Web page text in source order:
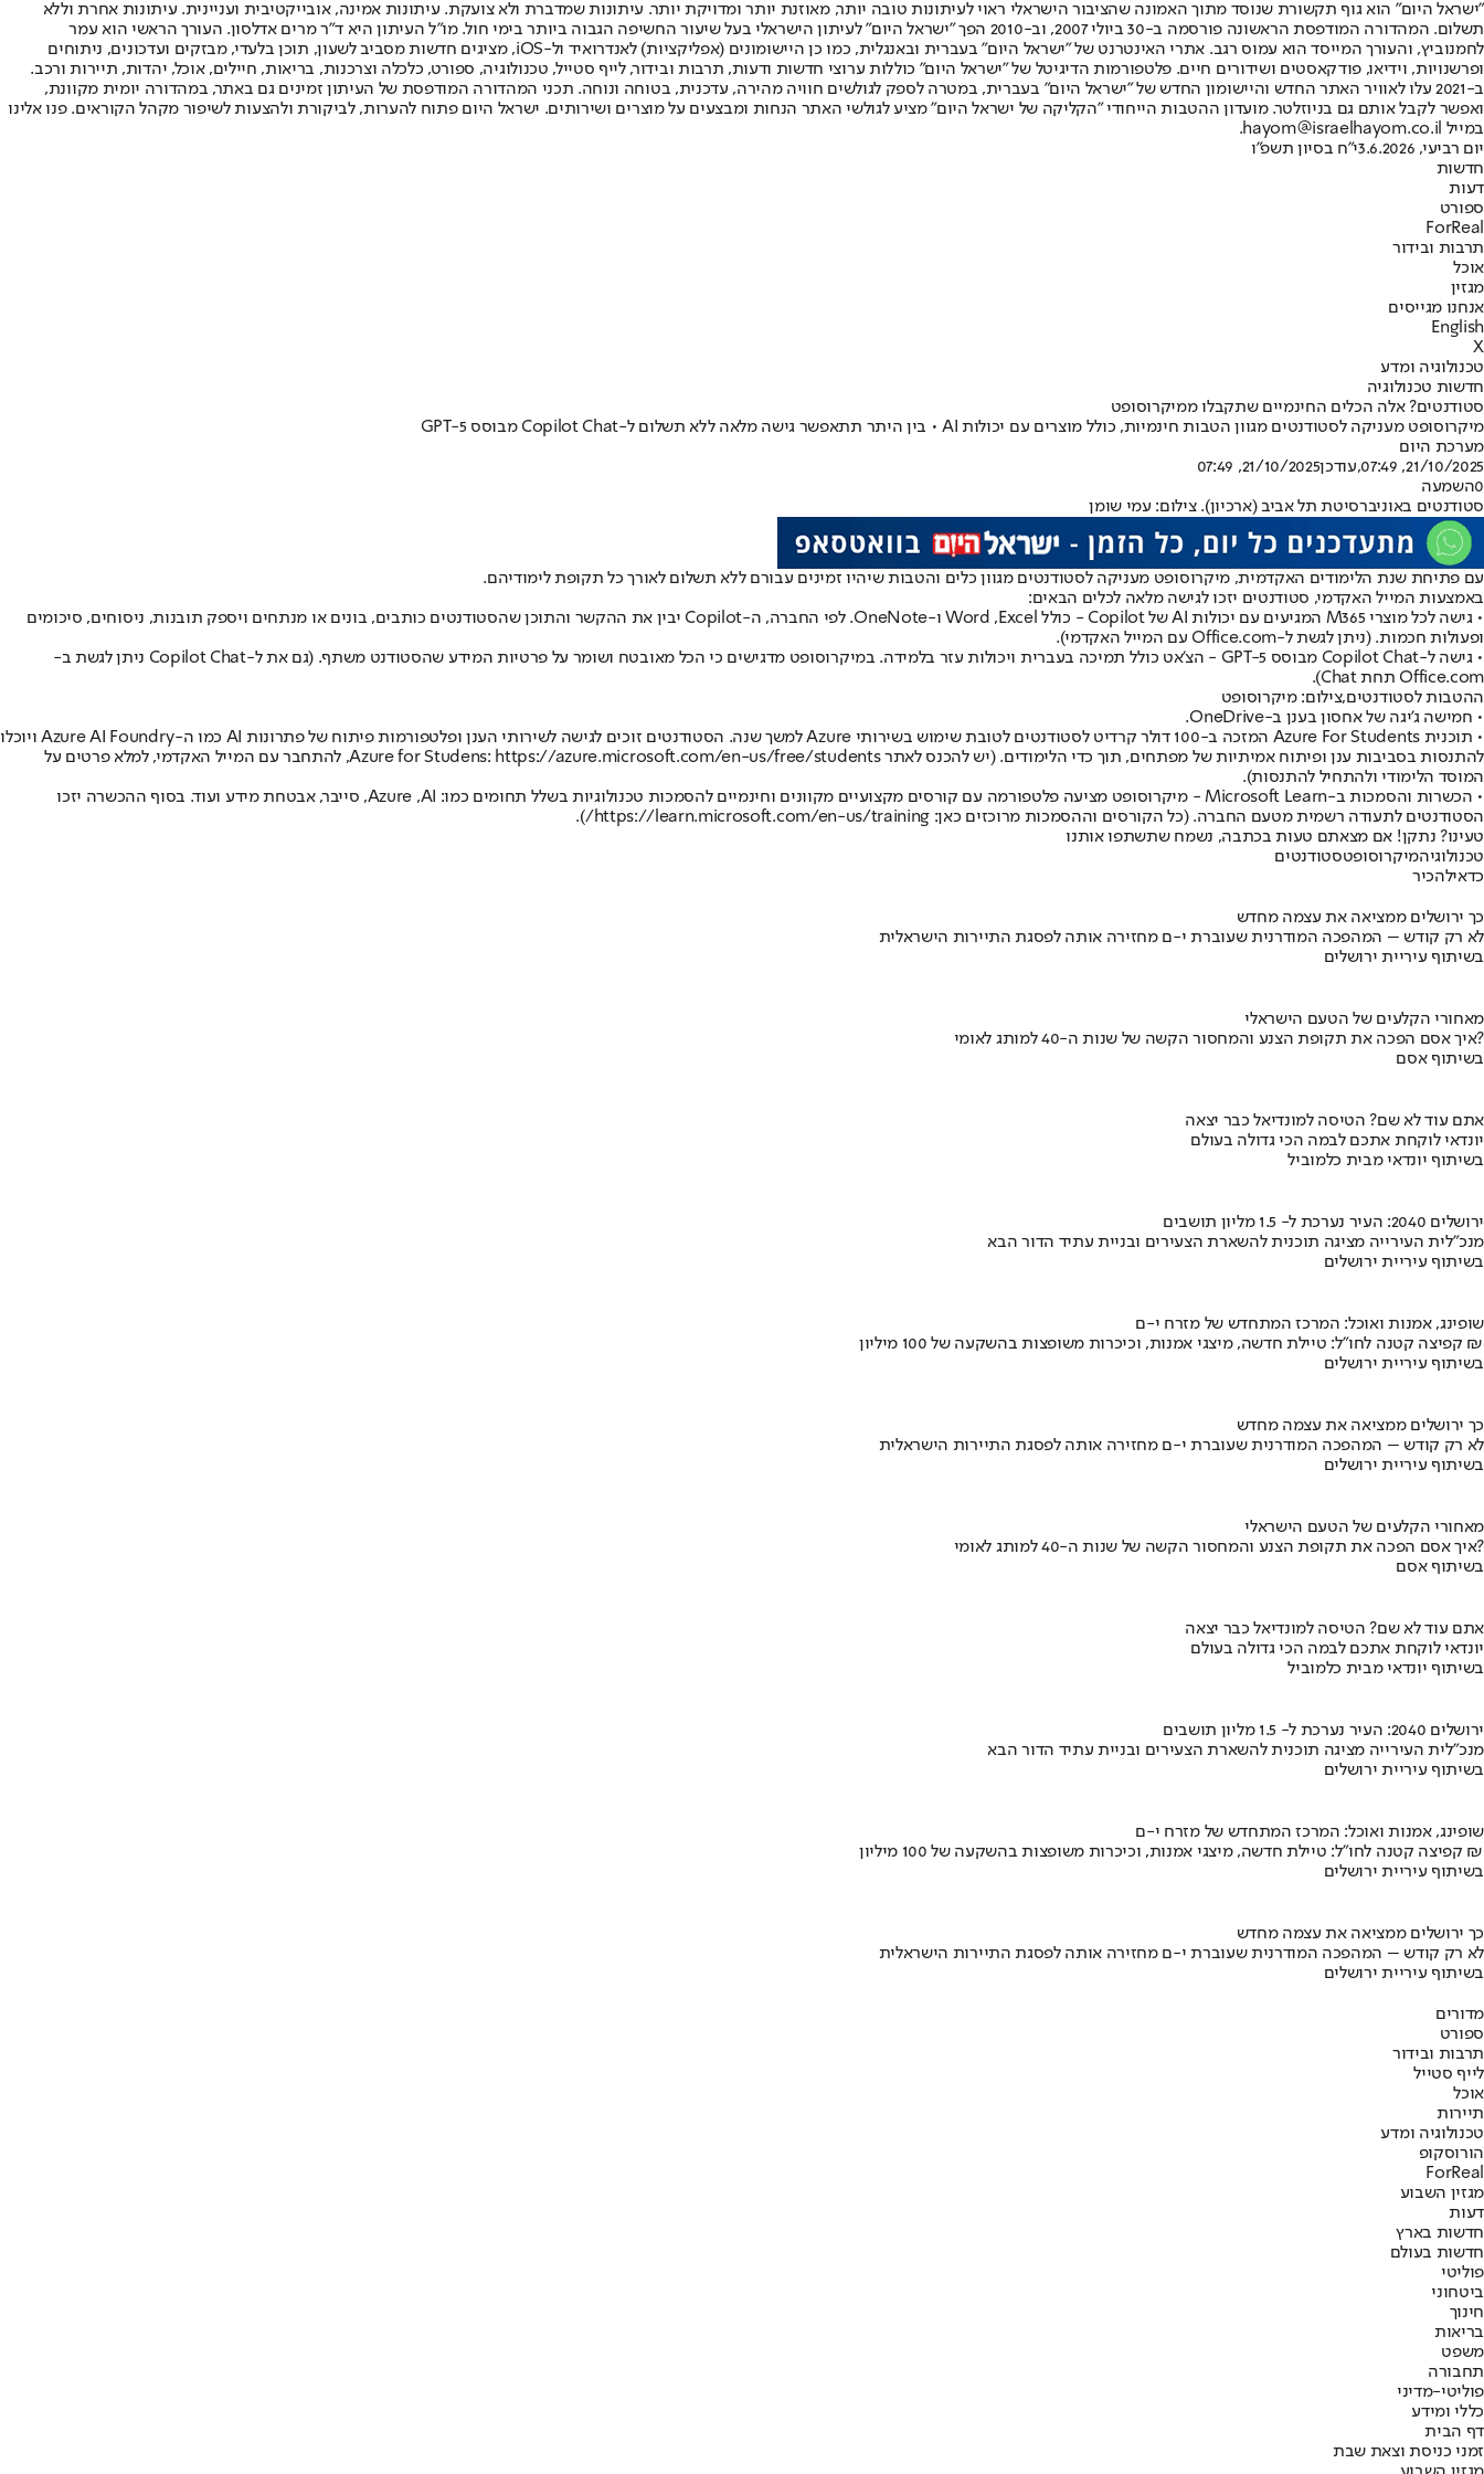
"ישראל היום" הוא גוף תקשורת שנוסד מתוך האמונה שהציבור הישראלי ראוי לעיתונות טובה יותר, מאוזנת יותר ומדויקת יותר. עיתונות שמדברת ולא צועקת. עיתונות אמינה, אובייקטיבית ועניינית. עיתונות אחרת וללא
תשלום. המהדורה המודפסת הראשונה פורסמה ב-30 ביולי 2007, וב-2010 הפך "ישראל היום" לעיתון הישראלי בעל שיעור החשיפה הגבוה ביותר בימי חול. מו"ל העיתון היא ד"ר מרים אדלסון. העורך הראשי הוא עמר
לחמנוביץ, והעורך המייסד הוא עמוס רגב. אתרי האינטרנט של "ישראל היום" בעברית ובאנגלית, כמו כן היישומונים (אפליקציות) לאנדרואיד ול-iOS, מציגים חדשות מסביב לשעון, תוכן בלעדי, מבזקים ועדכונים, ניתוחים
ופרשנויות, וידיאו, פודקאסטים ושידורים חיים. פלטפורמות הדיגיטל של "ישראל היום" כוללות ערוצי חדשות ודעות, תרבות ובידור, לייף סטייל, טכנולוגיה, ספורט, כלכלה וצרכנות, בריאות, חיילים, אוכל, יהדות, תיירות ורכב.
ב-2021 עלו לאוויר האתר החדש והיישומון החדש של "ישראל היום" בעברית, במטרה לספק לגולשים חוויה מהירה, עדכנית, בטוחה ונוחה. תכני המהדורה המודפסת של העיתון זמינים גם באתר, במהדורה יומית מקוונת,
ואפשר לקבל אותם גם בניוזלטר. מועדון ההטבות הייחודי "הקליקה של ישראל היום" מציע לגולשי האתר הנחות ומבצעים על מוצרים ושירותים. ישראל היום פתוח להערות, לביקורת ולהצעות לשיפור מקהל הקוראים. פנו אלינו
במייל hayom@israelhayom.co.il.
יום רביעי, 3.6.2026
י"ח בסיון תשפ"ו
חדשות
דעות
ספורט
ForReal
תרבות ובידור
אוכל
מגזין
אנחנו מגייסים
English
X
טכנולוגיה ומדע
חדשות טכנולוגיה
סטודנטים? אלה הכלים החינמיים שתקבלו ממיקרוסופט
מיקרוסופט מעניקה לסטודנטים מגוון הטבות חינמיות, כולל מוצרים עם יכולות AI • בין היתר תתאפשר גישה מלאה ללא תשלום ל-Copilot Chat מבוסס GPT-5
מערכת היום
21/10/2025, 07:49
,עודכן21/10/2025, 07:49
0השמעה
סטודנטים באוניברסיטת תל אביב (ארכיון). צילום: עמי שומן
עם פתיחת שנת הלימודים האקדמית, מיקרוסופט מעניקה לסטודנטים מגוון כלים והטבות שיהיו זמינים עבורם ללא תשלום לאורך כל תקופת לימודיהם.
באמצעות המייל האקדמי, סטודנטים יזכו לגישה מלאה לכלים הבאים:
• גישה לכל מוצרי M365 המגיעים עם יכולות AI של Copilot - כולל Word ,Excel ו-OneNote. לפי החברה, ה-Copilot יבין את ההקשר והתוכן שהסטודנטים כותבים, בונים או מנתחים ויספק תובנות, ניסוחים, סיכומים
ופעולות חכמות. (ניתן לגשת ל-Office.com עם המייל האקדמי).
• גישה ל-Copilot Chat מבוסס GPT-5 - הצ'אט כולל תמיכה בעברית ויכולות עזר בלמידה. במיקרוסופט מדגישים כי הכל מאובטח ושומר על פרטיות המידע שהסטודנט משתף. (גם את ל-Copilot Chat ניתן לגשת ב-
Office.com תחת Chat).
ההטבות לסטודנטים,צילום: מיקרוסופט
• חמישה ג'יגה של אחסון בענן ב-OneDrive.
• תוכנית Azure For Students המזכה ב-100 דולר קרדיט לסטודנטים לטובת שימוש בשירותי Azure למשך שנה. הסטודנטים זוכים לגישה לשירותי הענן ופלטפורמות פיתוח של פתרונות AI כמו ה-Azure AI Foundry ויוכלו
להתנסות בסביבות ענן ופיתוח אמיתיות של מפתחים, תוך כדי הלימודים. (יש להכנס לאתר Azure for Studens: https://azure.microsoft.com/en-us/free/students, להתחבר עם המייל האקדמי, למלא פרטים על
המוסד הלימודי ולהתחיל להתנסות).
• הכשרות והסמכות ב-Microsoft Learn - מיקרוסופט מציעה פלטפורמה עם קורסים מקצועיים מקוונים וחינמיים להסמכות טכנולוגיות בשלל תחומים כמו: Azure ,AI, סייבר, אבטחת מידע ועוד. בסוף ההכשרה יזכו
הסטודנטים לתעודה רשמית מטעם החברה. (כל הקורסים וההסמכות מרוכזים כאן: https://learn.microsoft.com/en-us/training/).
טעינו? נתקן! אם מצאתם טעות בכתבה, נשמח שתשתפו אותנו
טכנולוגיהמיקרוסופטסטודנטים
כדאילהכיר
כך ירושלים ממציאה את עצמה מחדש
לא רק קודש – המהפכה המודרנית שעוברת י-ם מחזירה אותה לפסגת התיירות הישראלית
בשיתוף עיריית ירושלים
מאחורי הקלעים של הטעם הישראלי
איך אסם הפכה את תקופת הצנע והמחסור הקשה של שנות ה-40 למותג לאומי?
בשיתוף אסם
אתם עוד לא שם? הטיסה למונדיאל כבר יצאה
יונדאי לוקחת אתכם לבמה הכי גדולה בעולם
בשיתוף יונדאי מבית כלמוביל
ירושלים 2040: העיר נערכת ל- 1.5 מליון תושבים
מנכ"לית העירייה מציגה תוכנית להשארת הצעירים ובניית עתיד הדור הבא
בשיתוף עיריית ירושלים
שופינג, אמנות ואוכל: המרכז המתחדש של מזרח י-ם
קפיצה קטנה לחו"ל: טיילת חדשה, מיצגי אמנות, וכיכרות משופצות בהשקעה של 100 מיליון ₪
בשיתוף עיריית ירושלים
כך ירושלים ממציאה את עצמה מחדש
לא רק קודש – המהפכה המודרנית שעוברת י-ם מחזירה אותה לפסגת התיירות הישראלית
בשיתוף עיריית ירושלים
מאחורי הקלעים של הטעם הישראלי
איך אסם הפכה את תקופת הצנע והמחסור הקשה של שנות ה-40 למותג לאומי?
בשיתוף אסם
אתם עוד לא שם? הטיסה למונדיאל כבר יצאה
יונדאי לוקחת אתכם לבמה הכי גדולה בעולם
בשיתוף יונדאי מבית כלמוביל
ירושלים 2040: העיר נערכת ל- 1.5 מליון תושבים
מנכ"לית העירייה מציגה תוכנית להשארת הצעירים ובניית עתיד הדור הבא
בשיתוף עיריית ירושלים
שופינג, אמנות ואוכל: המרכז המתחדש של מזרח י-ם
קפיצה קטנה לחו"ל: טיילת חדשה, מיצגי אמנות, וכיכרות משופצות בהשקעה של 100 מיליון ₪
בשיתוף עיריית ירושלים
כך ירושלים ממציאה את עצמה מחדש
לא רק קודש – המהפכה המודרנית שעוברת י-ם מחזירה אותה לפסגת התיירות הישראלית
בשיתוף עיריית ירושלים
מדורים
ספורט
תרבות ובידור
לייף סטייל
אוכל
תיירות
טכנולוגיה ומדע
הורוסקופ
ForReal
מגזין השבוע
דעות
חדשות בארץ
חדשות בעולם
פוליטי
ביטחוני
חינוך
בריאות
משפט
תחבורה
פוליטי-מדיני
כללי ומידע
דף הבית
זמני כניסת וצאת שבת